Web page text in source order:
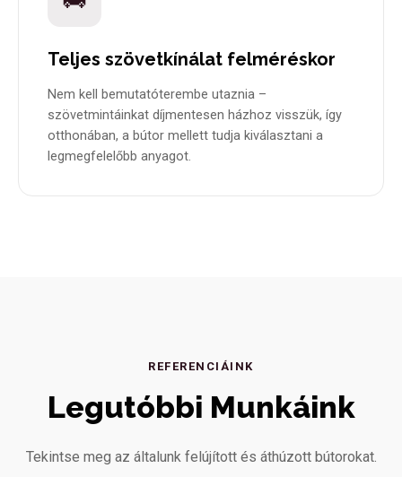
Teljes szövetkínálat felméréskor
Nem kell bemutatóterembe utaznia –
szövetmintáinkat díjmentesen házhoz visszük, így
otthonában, a bútor mellett tudja kiválasztani a
legmegfelelőbb anyagot.
REFERENCIÁINK
Legutóbbi Munkáink
Tekintse meg az általunk felújított és áthúzott bútorokat.